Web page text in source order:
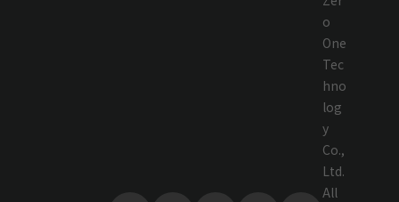
o
One
Tec
hno
log
y
Co.,
Ltd.
All